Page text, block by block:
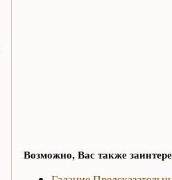
Возможно, Вас также